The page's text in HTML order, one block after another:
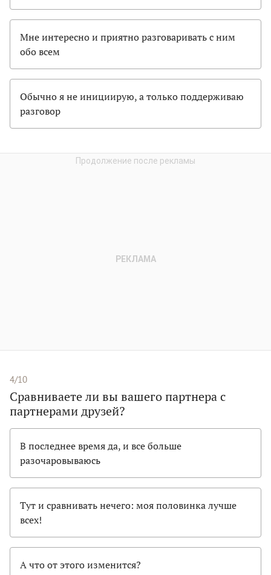
Мне интересно и приятно разговаривать с ним
обо всем
Обычно я не инициирую, а только поддерживаю
разговор
4/10
Сравниваете ли вы вашего партнера с
партнерами друзей?
В последнее время да, и все больше
разочаровываюсь
Тут и сравнивать нечего: моя половинка лучше
всех!
А что от этого изменится?